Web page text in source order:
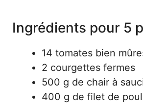
Ingrédients pour 5
14 tomates bien
2 courgettes fermes
500 g de chair à
400 g de filet de